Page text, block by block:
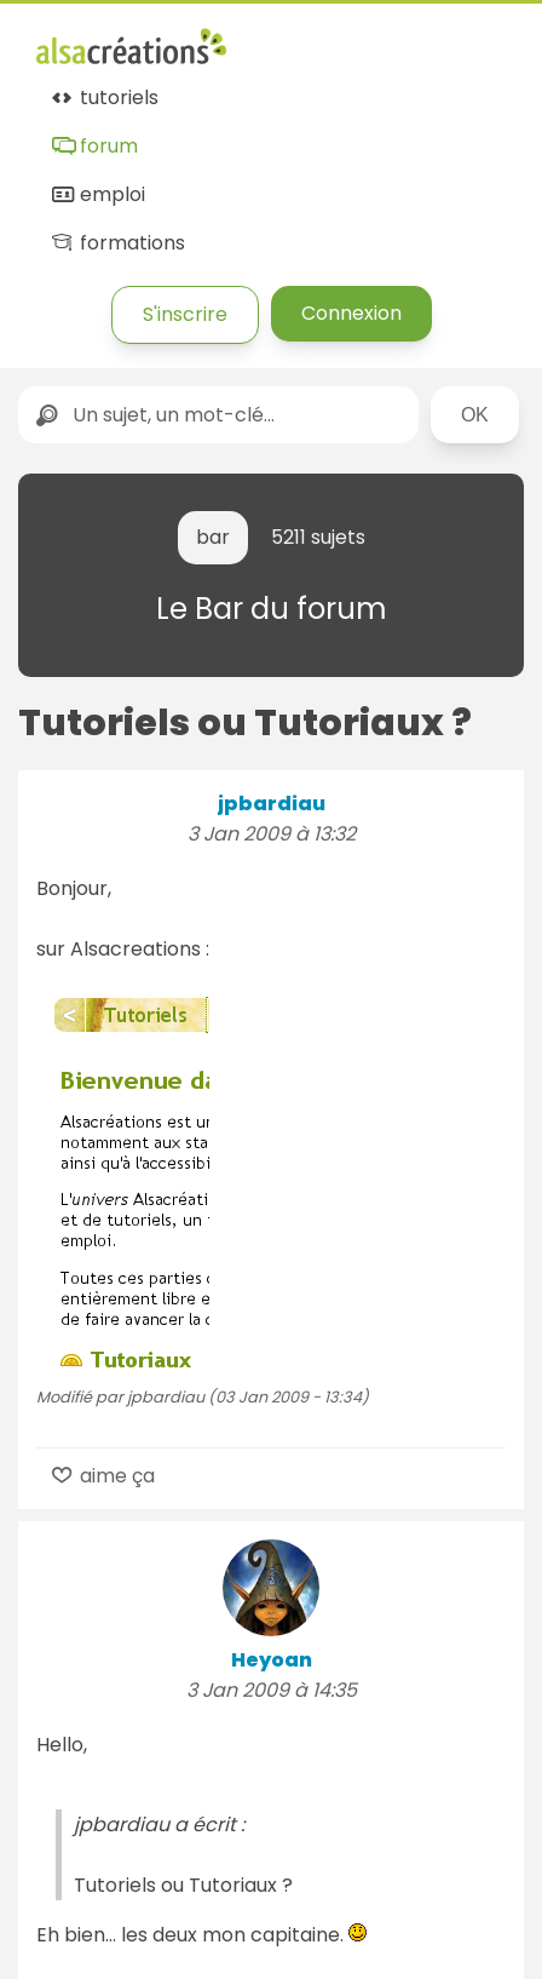
tutoriels
forum
emploi
formations
S'inscrire Connexion
Rechercher
bar 5211 sujets
Le Bar du forum
Tutoriels ou Tutoriaux ?
jpbardiau
3 Jan 2009 à 13:32
Bonjour,
sur Alsacreations :
Modifié par jpbardiau (03 Jan 2009 - 13:34)
aime ça
Heyoan
3 Jan 2009 à 14:35
Hello,
jpbardiau a écrit :
Tutoriels ou Tutoriaux ?
Eh bien... les deux mon capitaine.